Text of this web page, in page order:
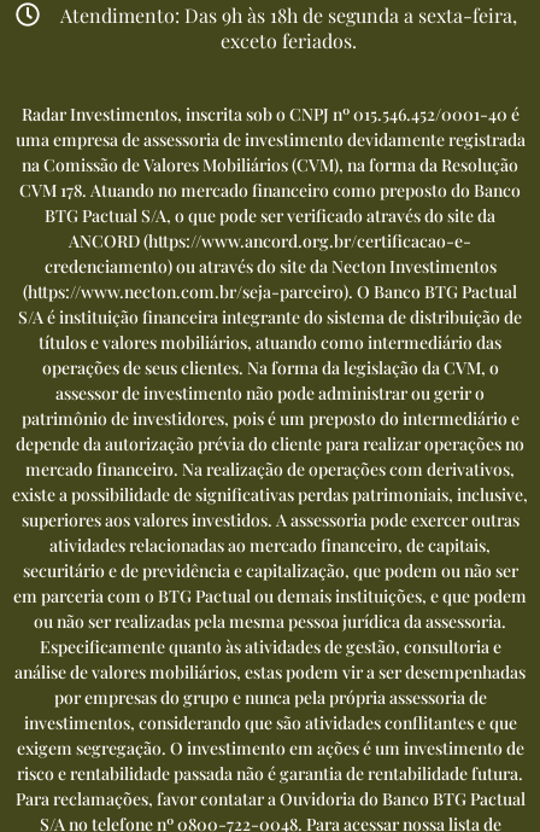
Atendimento: Das 9h às 18h de segunda a sexta-feira,
exceto feriados.
Radar Investimentos, inscrita sob o CNPJ nº 015.546.452/0001-40 é
uma empresa de assessoria de investimento devidamente registrada
na Comissão de Valores Mobiliários (CVM), na forma da Resolução
CVM 178. Atuando no mercado financeiro como preposto do Banco
BTG Pactual S/A, o que pode ser verificado através do site da
ANCORD (https://www.ancord.org.br/certificacao-e-
credenciamento) ou através do site da Necton Investimentos
(https://www.necton.com.br/seja-parceiro). O Banco BTG Pactual
S/A é instituição financeira integrante do sistema de distribuição de
títulos e valores mobiliários, atuando como intermediário das
operações de seus clientes. Na forma da legislação da CVM, o
assessor de investimento não pode administrar ou gerir o
patrimônio de investidores, pois é um preposto do intermediário e
depende da autorização prévia do cliente para realizar operações no
mercado financeiro. Na realização de operações com derivativos,
existe a possibilidade de significativas perdas patrimoniais, inclusive,
superiores aos valores investidos. A assessoria pode exercer outras
atividades relacionadas ao mercado financeiro, de capitais,
securitário e de previdência e capitalização, que podem ou não ser
em parceria com o BTG Pactual ou demais instituições, e que podem
ou não ser realizadas pela mesma pessoa jurídica da assessoria.
Especificamente quanto às atividades de gestão, consultoria e
análise de valores mobiliários, estas podem vir a ser desempenhadas
por empresas do grupo e nunca pela própria assessoria de
investimentos, considerando que são atividades conflitantes e que
exigem segregação. O investimento em ações é um investimento de
risco e rentabilidade passada não é garantia de rentabilidade futura.
Para reclamações, favor contatar a Ouvidoria do Banco BTG Pactual
S/A no telefone nº0800-722-0048. Para acessar nossa lista de